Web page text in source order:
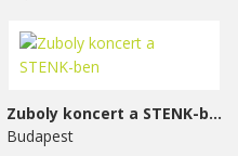
Zuboly koncert a STENK-ben
Budapest